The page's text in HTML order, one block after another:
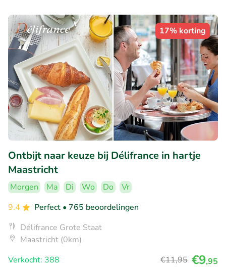
17% korting
Ontbijt naar keuze bij Délifrance in hartje
Maastricht
Morgen Ma Di Wo Do
Vr
9.4
Perfect • 765 beoordelingen
Délifrance Grote Staat
Maastricht (0km)
Verkocht: 388
€11,95 €9,95